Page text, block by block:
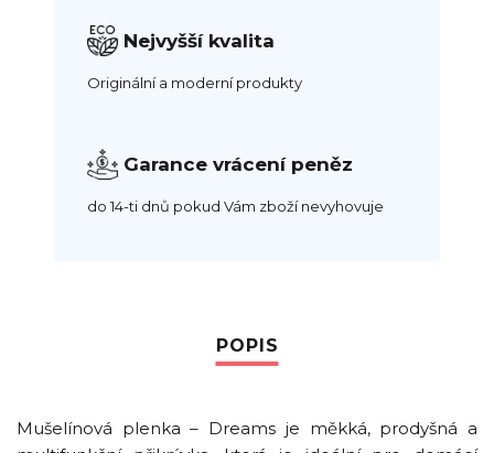
Nejvyšší kvalita
Originální a moderní produkty
Garance vrácení peněz
do 14-ti dnů pokud Vám zboží nevyhovuje
Mušelínová plenka – Dreams je měkká, prodyšná a